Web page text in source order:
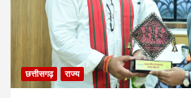
छत्तीसगढ़ राज्य